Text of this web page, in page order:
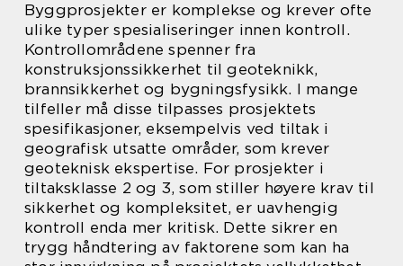
Byggprosjekter er komplekse og krever ofte
ulike typer spesialiseringer innen kontroll.
Kontrollområdene spenner fra
konstruksjonssikkerhet til geoteknikk,
brannsikkerhet og bygningsfysikk. I mange
tilfeller må disse tilpasses prosjektets
spesifikasjoner, eksempelvis ved tiltak i
geografisk utsatte områder, som krever
geoteknisk ekspertise. For prosjekter i
tiltaksklasse 2 og 3, som stiller høyere krav til
sikkerhet og kompleksitet, er uavhengig
kontroll enda mer kritisk. Dette sikrer en
trygg håndtering av faktorene som kan ha